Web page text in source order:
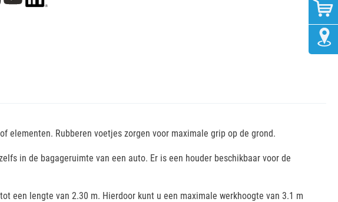
Rubberen voetjes zorgen voor maximale grip op de grond.
in de bagageruimte van een auto. Er is een houder beschikbaar voor de
een lengte van 2.30 m. Hierdoor kunt u een maximale werkhoogte van 3.1 m